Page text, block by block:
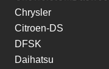
Chrysler
Citroen-DS
DFSK
Daihatsu